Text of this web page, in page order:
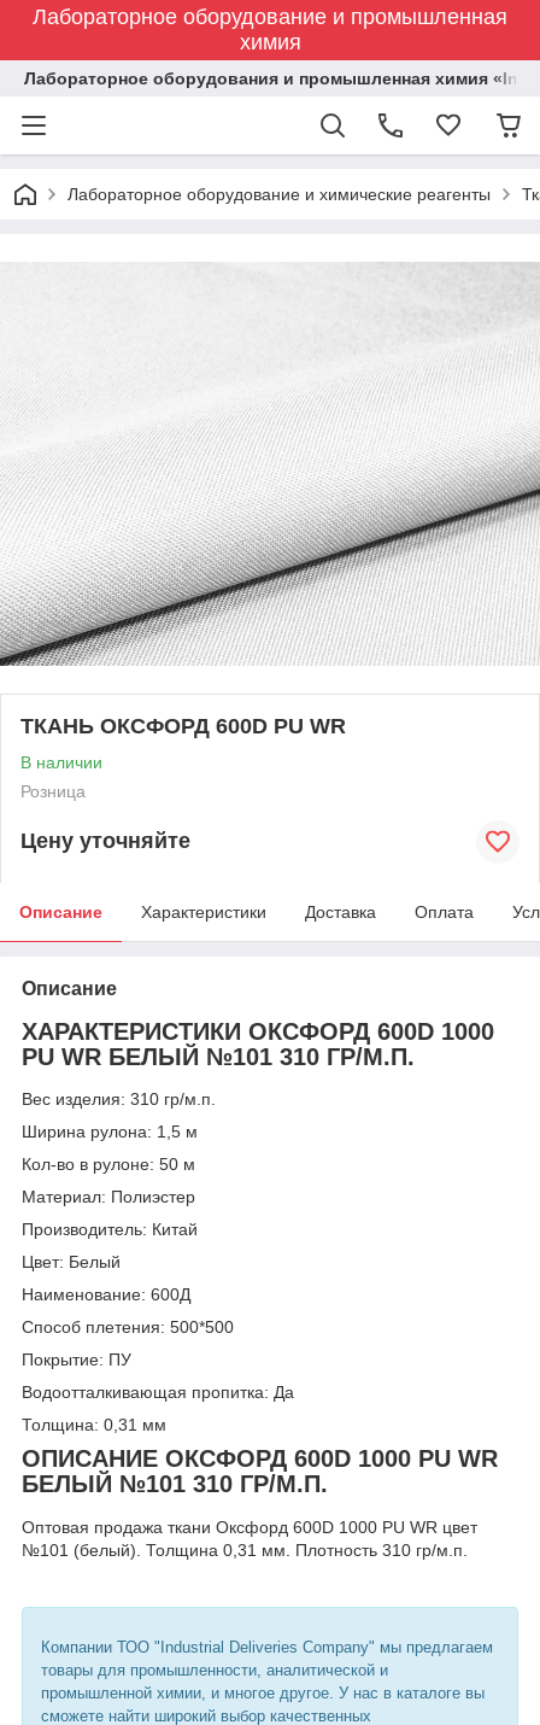
Лабораторное оборудование и промышленная
химия
Лабораторное оборудования и промышленная химия
Лабораторное оборудование и химические реагенты
ТКАНЬ ОКСФОРД 600D PU WR
В наличии
Розница
Цену уточняйте
Описание Характеристики Доставка Оплата
Описание
ХАРАКТЕРИСТИКИ ОКСФОРД 600D 1000
PU WR БЕЛЫЙ №101 310 ГР/М.П.
Вес изделия: 310 гр/м.п.
Ширина рулона: 1,5 м
Кол-во в рулоне: 50 м
Материал: Полиэстер
Производитель: Китай
Цвет: Белый
Наименование: 600Д
Способ плетения: 500*500
Покрытие: ПУ
Водоотталкивающая пропитка: Да
Толщина: 0,31 мм
ОПИСАНИЕ ОКСФОРД 600D 1000 PU WR
БЕЛЫЙ №101 310 ГР/М.П.
Оптовая продажа ткани Оксфорд 600D 1000 PU WR цвет
№101 (белый). Толщина 0,31 мм. Плотность 310 гр/м.п.
Компании ТОО "Industrial Deliveries Company" мы предлагаем
товары для промышленности, аналитической и
промышленной химии, и многое другое. У нас в каталоге вы
сможете найти широкий выбор качественных